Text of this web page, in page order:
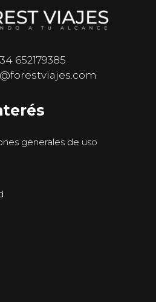
652179385
generales de uso